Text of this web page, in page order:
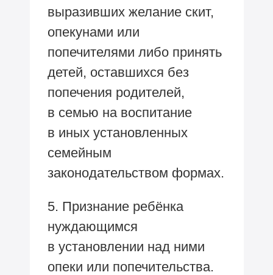
выразивших желание скит,
опекунами или
попечителями либо принять
детей, оставшихся без
попечения родителей,
в семью на воспитание
в иных установленных
семейным
законодательством формах.
5. Признание ребёнка
нуждающимся
в установлении над ними
опеки или попечительства.